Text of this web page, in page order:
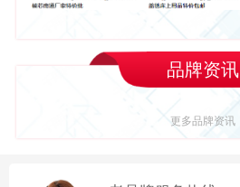
品牌资讯
更多品牌资讯